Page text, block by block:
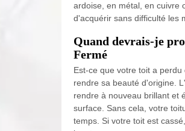
ardoise, en métal, en cuivre
d'acquérir sans difficulté les
Quand devrais-je
Fermé
Est-ce que votre toit a
rendre sa beauté d'origine.
rendre à nouveau brillant et
surface. Sans cela, votre
temps. Si votre toit est